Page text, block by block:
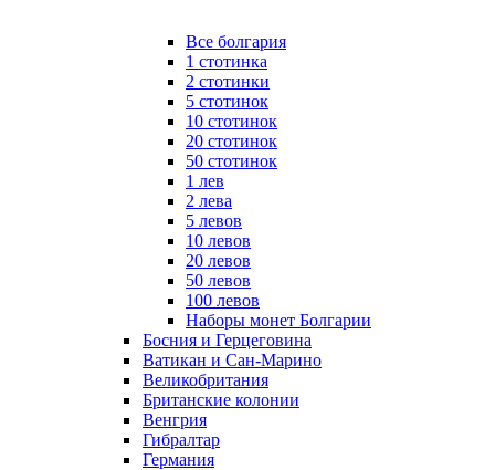
Все болгария
1 стотинка
2 стотинки
5 стотинок
10 стотинок
20 стотинок
50 стотинок
1 лев
2 лева
5 левов
10 левов
20 левов
50 левов
100 левов
Наборы монет Болгарии
Босния и Герцеговина
Ватикан и Сан-Марино
Великобритания
Британские колонии
Венгрия
Гибралтар
Германия